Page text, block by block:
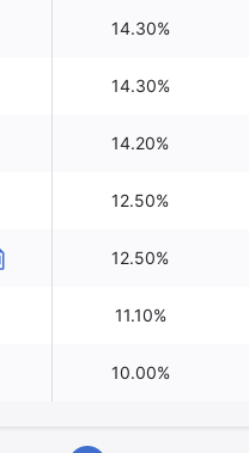
14.30%
14.30%
14.20%
12.50%
12.50%
11.10%
10.00%